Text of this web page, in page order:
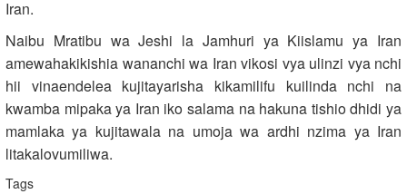
Iran.
Naibu Mratibu wa Jeshi la Jamhuri ya Kiislamu ya Iran
amewahakikishia wananchi wa Iran vikosi vya ulinzi vya nchi
hii vinaendelea kujitayarisha kikamilifu kuilinda nchi na
kwamba mipaka ya Iran iko salama na hakuna tishio dhidi ya
mamlaka ya kujitawala na umoja wa ardhi nzima ya Iran
litakalovumiliwa.
Tags